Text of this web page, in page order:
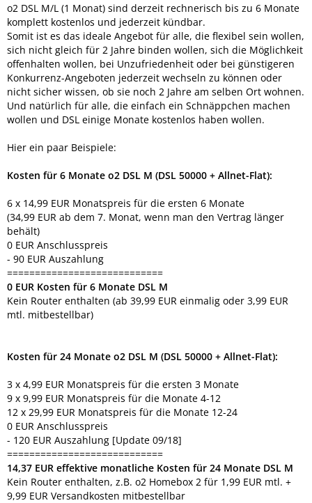
o2 DSL M/L (1 Monat) sind derzeit rechnerisch bis zu 6 Monate
komplett kostenlos und jederzeit kündbar.
Somit ist es das ideale Angebot für alle, die flexibel sein wollen,
sich nicht gleich für 2 Jahre binden wollen, sich die Möglichkeit
offenhalten wollen, bei Unzufriedenheit oder bei günstigeren
Konkurrenz-Angeboten jederzeit wechseln zu können oder
nicht sicher wissen, ob sie noch 2 Jahre am selben Ort wohnen.
Und natürlich für alle, die einfach ein Schnäppchen machen
wollen und DSL einige Monate kostenlos haben wollen.
Hier ein paar Beispiele:
Kosten für 6 Monate o2 DSL M (DSL 50000 + Allnet-Flat):
6 x 14,99 EUR Monatspreis für die ersten 6 Monate
(34,99 EUR ab dem 7. Monat, wenn man den Vertrag länger
behält)
0 EUR Anschlusspreis
- 90 EUR Auszahlung
============================
0 EUR Kosten für 6 Monate DSL M
Kein Router enthalten (ab 39,99 EUR einmalig oder 3,99 EUR
mtl. mitbestellbar)
Kosten für 24 Monate o2 DSL M (DSL 50000 + Allnet-Flat):
3 x 4,99 EUR Monatspreis für die ersten 3 Monate
9 x 9,99 EUR Monatspreis für die Monate 4-12
12 x 29,99 EUR Monatspreis für die Monate 12-24
0 EUR Anschlusspreis
- 120 EUR Auszahlung [Update 09/18]
============================
14,37 EUR effektive monatliche Kosten für 24 Monate DSL M
Kein Router enthalten, z.B. o2 Homebox 2 für 1,99 EUR mtl. +
9,99 EUR Versandkosten mitbestellbar